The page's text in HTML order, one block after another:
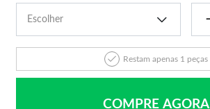
Restam apenas 1 peças
COMPRE AGORA